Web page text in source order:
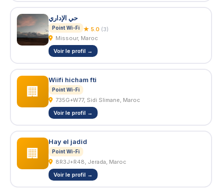
حي الإداري
Point Wi-Fi ★ 5.0 (3)
Missour, Maroc
Voir le profil →
🏢
Wiifi hicham fti
Point Wi-Fi
735G+W77, Sidi Slimane, Maroc
Voir le profil →
🏢
Hay el jadid
Point Wi-Fi
8R3J+R48, Jerada, Maroc
Voir le profil →